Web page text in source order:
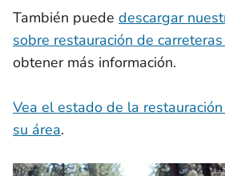
También puede descargar
sobre restauración de carreteras
obtener más información.
Vea el estado de la
su área.